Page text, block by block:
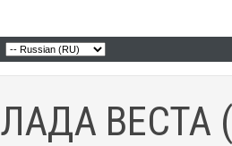
ЛАДА ВЕСТА